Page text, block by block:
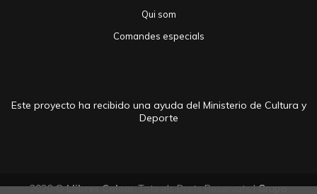
Qui som
Comandes especials
Este proyecto ha recibido una ayuda del Ministerio de Cultura y
Deporte
2026 ©Llibres Colom. Tots els Drets Reservats |Grupo